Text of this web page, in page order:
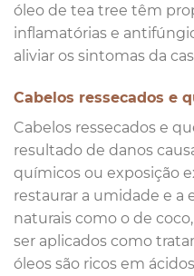
óleo de tea tree têm
inflamatórias e
aliviar os sintomas da
Cabelos ressecados e
Cabelos ressecados e
resultado de danos
químicos ou exposição
restaurar a umidade e a
naturais como o de
ser aplicados como
óleos são ricos em